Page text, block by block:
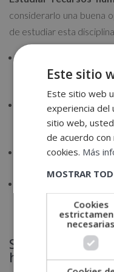
considerarlo una buena
de estudiar esta
todas las empresas
impacto en
porque se influye en
los empleados como
Existe una gran
que comporta un
carrera profesional.
Salidas
humanos
Este sitio
Este sitio web
experiencia del
sitio web,
de acuerdo
cookies. Más
MOSTRAR
Cookies
necesarias